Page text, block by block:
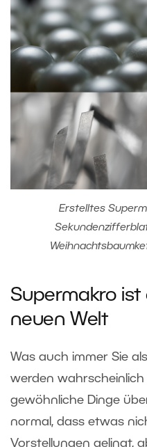
Erstelltes
Supermakro ist
neuen Welt
Was auch immer Sie
werden
gewöhnliche Dinge
normal, dass etwas
Vorstellungen gelingt,